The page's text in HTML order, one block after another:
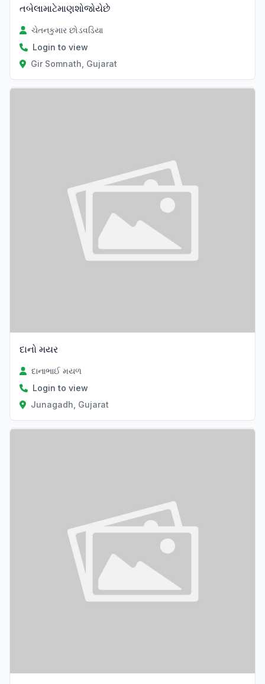
તબેલામાટેમાણશોજોયેછે
ચેતનકુમાર છોડવડિયા
Login to view
Gir Somnath, Gujarat
દાનો મયર
દાનાભાઈ મયળ
Login to view
Junagadh, Gujarat